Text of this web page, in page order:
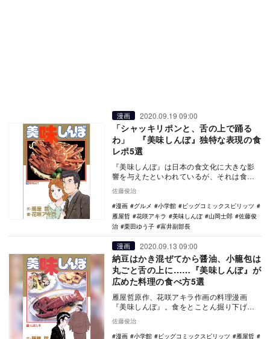
漫画 2020.09.19 09:00
「シャッキリポンと、舌の上で踊る
わ」 『美味しんぼ』独特な表現の食
レポ5選
『美味しんぼ』は日本の食文化に大きな影
響を与えたといわれているが、それは食べ
方だけでなく、味の表現にも及んでいると
聞く。そこで今…
佐藤俊治
漫画
グルメ 小学館
ビッグコミックスピリッツ
雁屋哲
花咲アキラ 美味しんぼ 山岡士郎
佐藤俊
治
栗田ゆう子 富井副部長
漫画 2020.09.13 09:00
納豆はかき混ぜてから醤油、小籠包は
丸ごと舌の上に……『美味しんぼ』が
広めた料理の食べ方5選
雁屋哲原作、花咲アキラ作画の料理漫画
『美味しんぼ』。食をとことん掘り下げた
内容に魅せられたファンが多く、現在も高
い人気がある。 …
佐藤俊治
漫画
小学館 ビッグコミックスピリッツ 雁屋哲